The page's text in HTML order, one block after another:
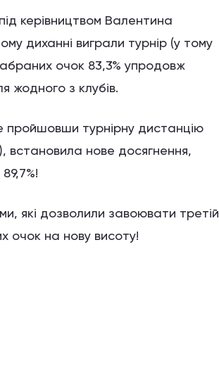
керівництвом Валентина
диханні виграли турнір (у тому
очок 83,3% упродовж
жодного з клубів.
пройшовши турнірну дистанцію
встановила нове досягнення,
які дозволили завоювати третій
очок на нову висоту!